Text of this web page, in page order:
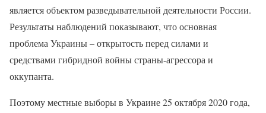
является объектом разведывательной деятельности России.
Результаты наблюдений показывают, что основная
проблема Украины – открытость перед силами и
средствами гибридной войны страны-агрессора и
оккупанта.
Поэтому местные выборы в Украине 25 октября 2020 года,